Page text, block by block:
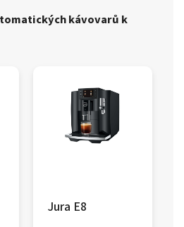
kávovarů k
Jura E8